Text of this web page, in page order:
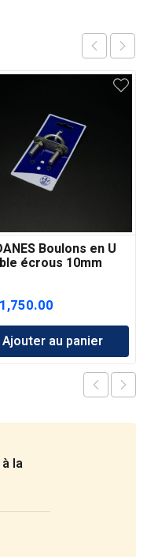
Boulons en U
écrous 10mm
1,750.00
Ajouter au panier
la